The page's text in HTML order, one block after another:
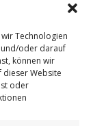
Technologien
und/oder darauf
können wir
dieser Website
oder